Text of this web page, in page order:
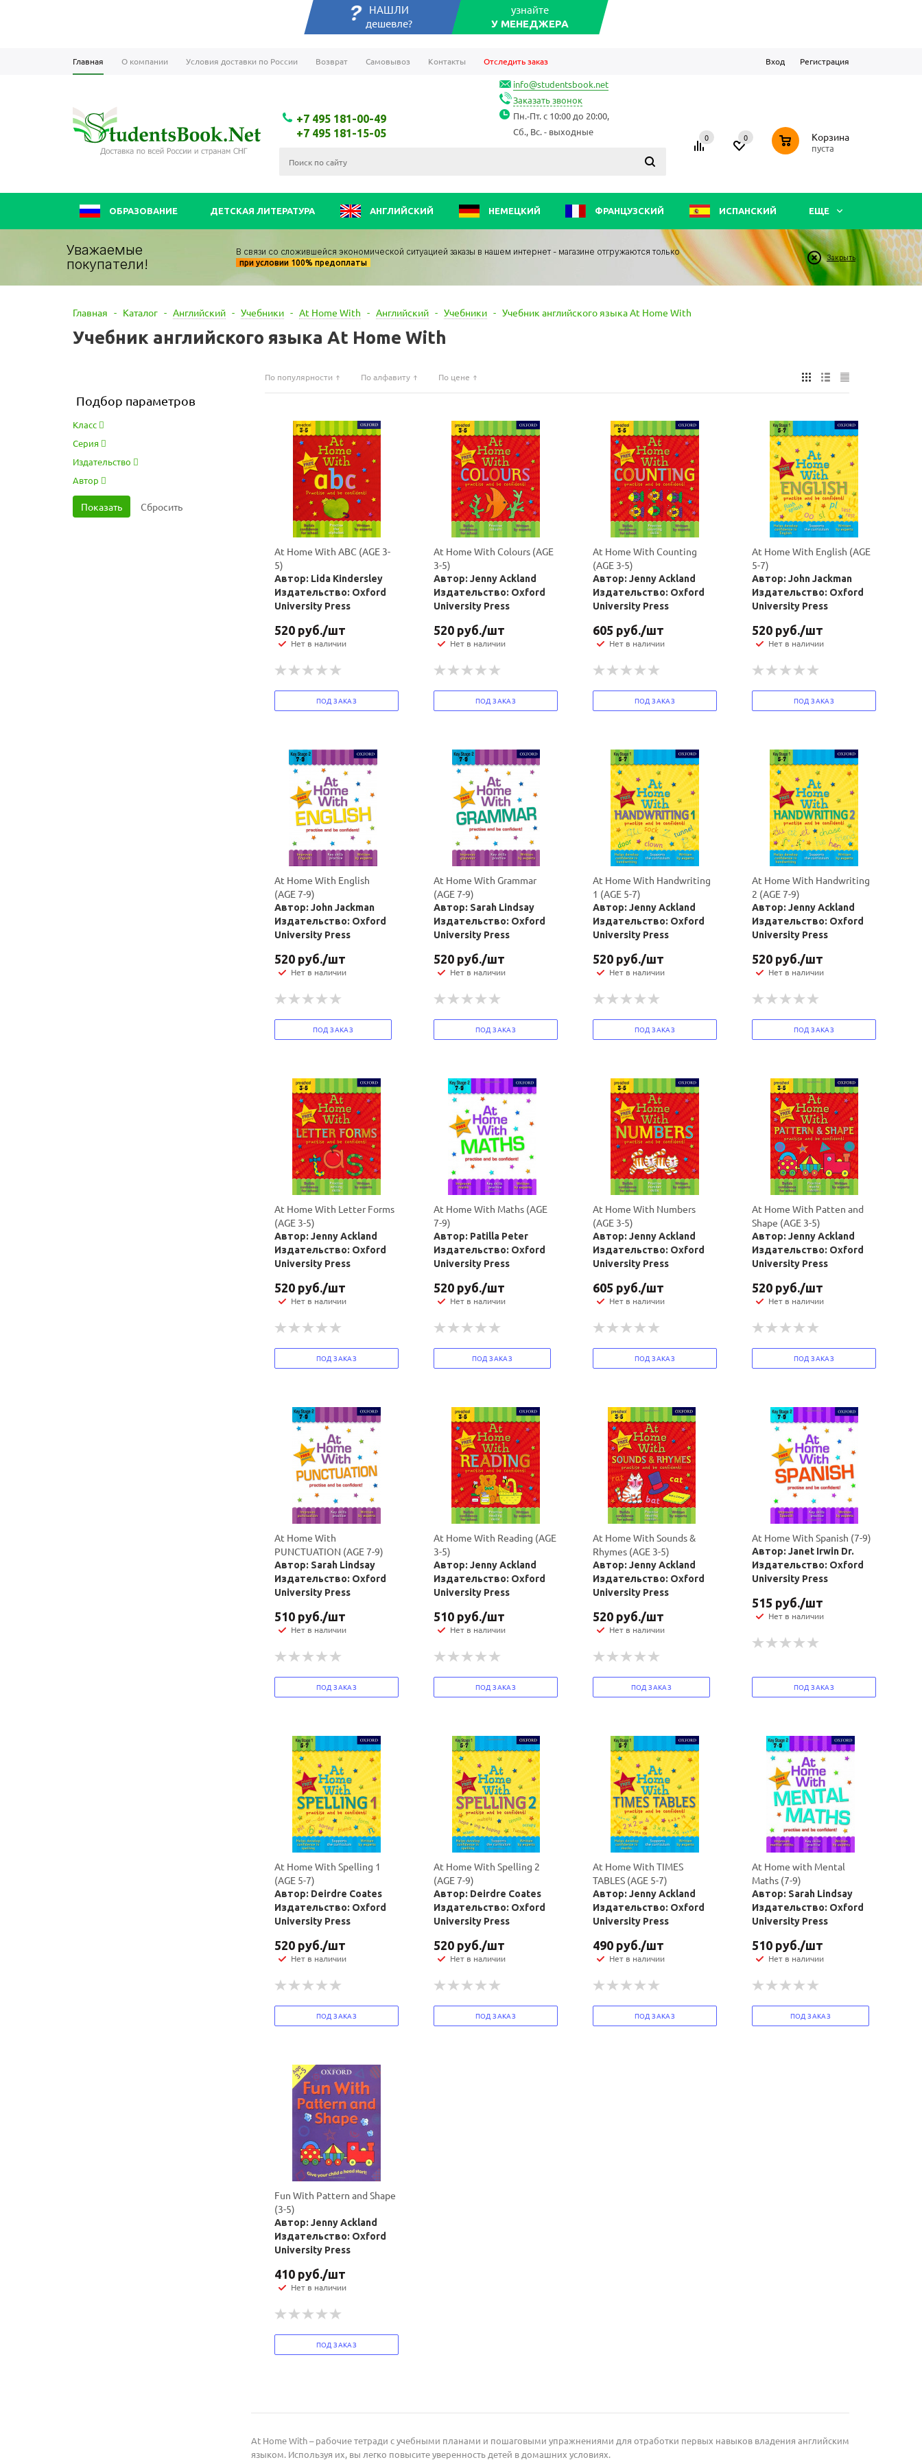
НАШЛИ
дешевле?
узнайте
У МЕНЕДЖЕРА
Главная О компании Условия доставки по России Возврат Самовывоз Контакты Отследить заказ Вход Регистрация
+7 495 181-00-49
+7 495 181-15-05
info@studentsbook.net
Заказать звонок
Пн.-Пт. с 10:00 до 20:00,
Сб., Вс. - выходные
0 0 0 Корзина
пуста
ОБРАЗОВАНИЕ ДЕТСКАЯ ЛИТЕРАТУРА АНГЛИЙСКИЙ НЕМЕЦКИЙ ФРАНЦУЗСКИЙ ИСПАНСКИЙ ЕЩЕ
Уважаемые
покупатели!
В связи со сложившейся экономической ситуацией заказы в нашем интернет - магазине отгружаются только
при условии 100% предоплаты
Закрыть
Главная - Каталог - Английский - Учебники - At Home With - Английский - Учебники - Учебник английского языка At Home With
Учебник английского языка At Home With
Подбор параметров
Класс
Серия
Издательство
Автор
По популярности По алфавиту По цене
At Home With ABC (AGE 3-
5)
Автор: Lida Kindersley
Издательство: Oxford
University Press
520 руб./шт
Нет в наличии
ПОД ЗАКАЗ
At Home With Colours (AGE
3-5)
Автор: Jenny Ackland
Издательство: Oxford
University Press
520 руб./шт
Нет в наличии
ПОД ЗАКАЗ
At Home With Counting
(AGE 3-5)
Автор: Jenny Ackland
Издательство: Oxford
University Press
605 руб./шт
Нет в наличии
ПОД ЗАКАЗ
At Home With English (AGE
5-7)
Автор: John Jackman
Издательство: Oxford
University Press
520 руб./шт
Нет в наличии
ПОД ЗАКАЗ
At Home With English
(AGE 7-9)
Автор: John Jackman
Издательство: Oxford
University Press
520 руб./шт
Нет в наличии
ПОД ЗАКАЗ
At Home With Grammar
(AGE 7-9)
Автор: Sarah Lindsay
Издательство: Oxford
University Press
520 руб./шт
Нет в наличии
ПОД ЗАКАЗ
At Home With Handwriting
1 (AGE 5-7)
Автор: Jenny Ackland
Издательство: Oxford
University Press
520 руб./шт
Нет в наличии
ПОД ЗАКАЗ
At Home With Handwriting
2 (AGE 7-9)
Автор: Jenny Ackland
Издательство: Oxford
University Press
520 руб./шт
Нет в наличии
ПОД ЗАКАЗ
At Home With Letter Forms
(AGE 3-5)
Автор: Jenny Ackland
Издательство: Oxford
University Press
520 руб./шт
Нет в наличии
ПОД ЗАКАЗ
At Home With Maths (AGE
7-9)
Автор: Patilla Peter
Издательство: Oxford
University Press
520 руб./шт
Нет в наличии
ПОД ЗАКАЗ
At Home With Numbers
(AGE 3-5)
Автор: Jenny Ackland
Издательство: Oxford
University Press
605 руб./шт
Нет в наличии
ПОД ЗАКАЗ
At Home With Patten and
Shape (AGE 3-5)
Автор: Jenny Ackland
Издательство: Oxford
University Press
520 руб./шт
Нет в наличии
ПОД ЗАКАЗ
At Home With
PUNCTUATION (AGE 7-9)
Автор: Sarah Lindsay
Издательство: Oxford
University Press
510 руб./шт
Нет в наличии
ПОД ЗАКАЗ
At Home With Reading (AGE
3-5)
Автор: Jenny Ackland
Издательство: Oxford
University Press
510 руб./шт
Нет в наличии
ПОД ЗАКАЗ
At Home With Sounds &
Rhymes (AGE 3-5)
Автор: Jenny Ackland
Издательство: Oxford
University Press
520 руб./шт
Нет в наличии
ПОД ЗАКАЗ
At Home With Spanish (7-9)
Автор: Janet Irwin Dr.
Издательство: Oxford
University Press
515 руб./шт
Нет в наличии
ПОД ЗАКАЗ
At Home With Spelling 1
(AGE 5-7)
Автор: Deirdre Coates
Издательство: Oxford
University Press
520 руб./шт
Нет в наличии
ПОД ЗАКАЗ
At Home With Spelling 2
(AGE 7-9)
Автор: Deirdre Coates
Издательство: Oxford
University Press
520 руб./шт
Нет в наличии
ПОД ЗАКАЗ
At Home With TIMES
TABLES (AGE 5-7)
Автор: Jenny Ackland
Издательство: Oxford
University Press
490 руб./шт
Нет в наличии
ПОД ЗАКАЗ
At Home with Mental
Maths (7-9)
Автор: Sarah Lindsay
Издательство: Oxford
University Press
510 руб./шт
Нет в наличии
ПОД ЗАКАЗ
Fun With Pattern and Shape
(3-5)
Автор: Jenny Ackland
Издательство: Oxford
University Press
410 руб./шт
Нет в наличии
ПОД ЗАКАЗ
At Home With – рабочие тетради с учебными планами и пошаговыми упражнениями для отработки первых навыков владения английским
языком. Используя их, вы легко повысите уверенность детей в домашних условиях.
Ваш E-mail:
конфидициальности
Ваш E-mail:
конфидициальности